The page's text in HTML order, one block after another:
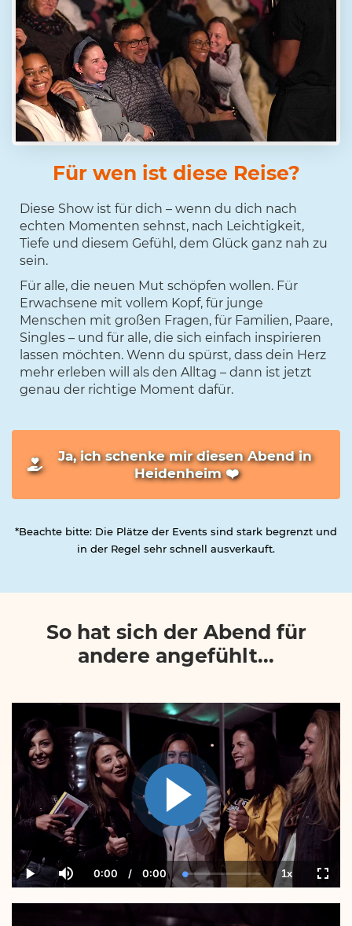
Für wen ist diese Reise?
Diese Show ist für dich – wenn du dich nach
echten Momenten sehnst, nach Leichtigkeit,
Tiefe und diesem Gefühl, dem Glück ganz nah zu
sein.
Für alle, die neuen Mut schöpfen wollen. Für
Erwachsene mit vollem Kopf, für junge
Menschen mit großen Fragen, für Familien, Paare,
Singles – und für alle, die sich einfach inspirieren
lassen möchten. Wenn du spürst, dass dein Herz
mehr erleben will als den Alltag – dann ist jetzt
genau der richtige Moment dafür.
Ja, ich schenke mir diesen Abend in
Heidenheim ❤️
*Beachte bitte: Die Plätze der Events sind stark begrenzt und
in der Regel sehr schnell ausverkauft.
So hat sich der Abend für
andere angefühlt...
Play Mute
Current
Time
0:00 / Duration
0:00 Loaded:
0.00%
1xPlayback
Rate